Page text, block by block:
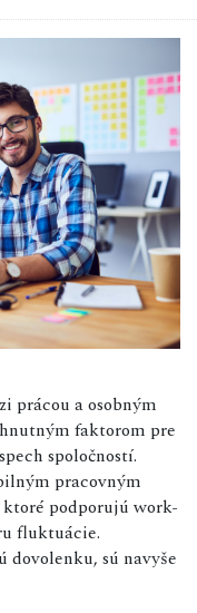
prácou a osobným
faktorom pre
spoločností.
pracovným
podporujú work-
fluktuácie.
sú navyše